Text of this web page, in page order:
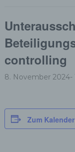
controlling
8. November 2024-
Zum